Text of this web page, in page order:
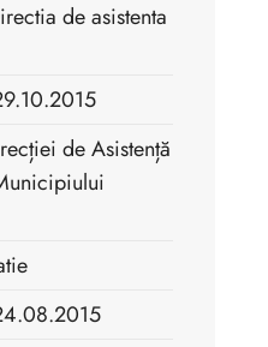
de asistenta
de Asistență